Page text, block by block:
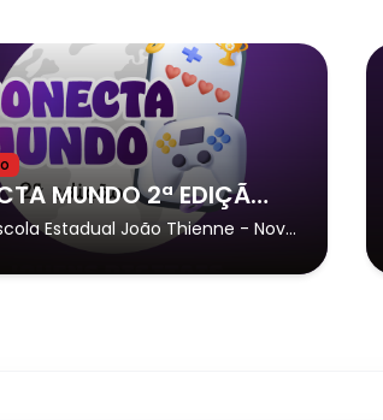
CONECTA MUNDO 2ª EDIÇÃO - JOVENS DIGITAIS- 35065 -
Estadual João Thienne - Nova